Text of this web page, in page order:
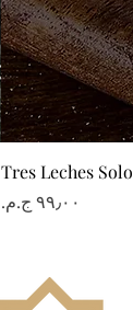
Tres Leches Solo
السعر